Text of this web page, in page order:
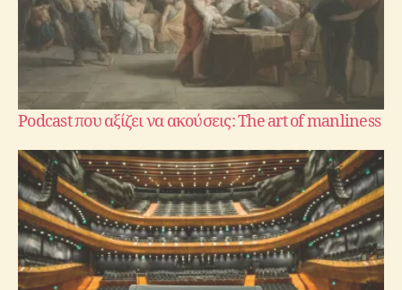
Podcast που αξίζει να ακούσεις: The art of manliness